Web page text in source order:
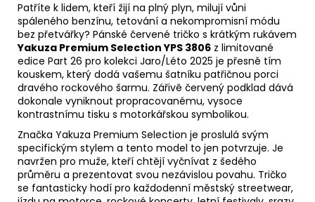
Patříte k lidem, kteří žijí na plný plyn, milují vůni
spáleného benzínu, tetování a nekompromisní módu
bez přetvářky? Pánské červené tričko s krátkým rukávem
Yakuza Premium Selection YPS 3806 z limitované
edice Part 26 pro kolekci Jaro/Léto 2025 je přesně tím
kouskem, který dodá vašemu šatníku patřičnou porci
dravého rockového šarmu. Zářivě červený podklad dává
dokonale vyniknout propracovanému, vysoce
kontrastnímu tisku s motorkářskou symbolikou.
Značka Yakuza Premium Selection je proslulá svým
specifickým stylem a tento model to jen potvrzuje. Je
navržen pro muže, kteří chtějí vyčnívat z šedého
průměru a prezentovat svou nezávislou povahu. Tričko
se fantasticky hodí pro každodenní městský streetwear,